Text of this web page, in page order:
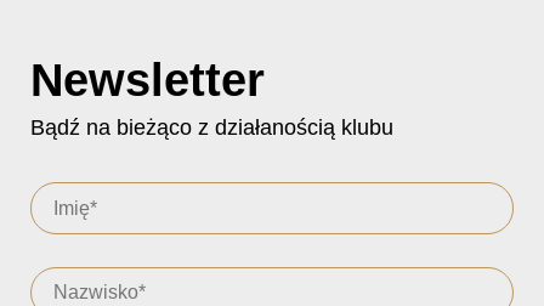
Newsletter
Bądź na bieżąco z działanością klubu